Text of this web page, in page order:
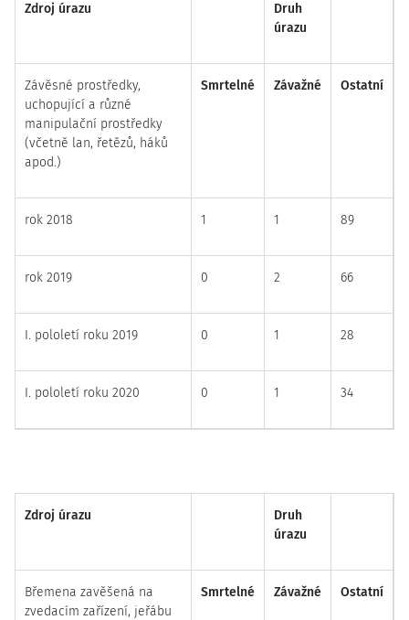
Zdroj úrazu
Druh
úrazu
Závěsné prostředky,
uchopující a různé
manipulační prostředky
(včetně lan, řetězů, háků
apod.)
Smrtelné Závažné Ostatní
rok 2018 1 1 89
rok 2019 0 2 66
I. pololetí roku 2019 0 1 28
I. pololetí roku 2020 0 1 34
Zdroj úrazu
Druh
úrazu
Břemena zavěšená na
zvedacím zařízení, jeřábu
Smrtelné Závažné Ostatní